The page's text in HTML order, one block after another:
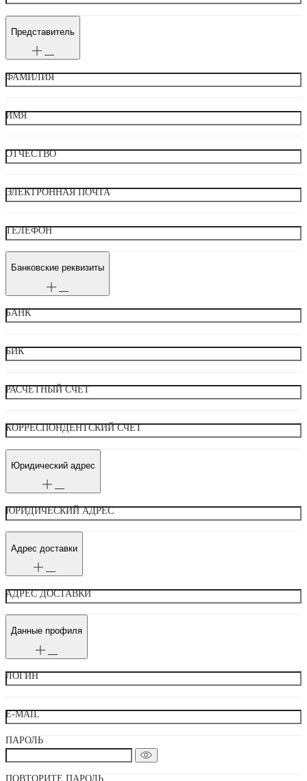
Представитель
ФАМИЛИЯ
ИМЯ
ОТЧЕСТВО
ЭЛЕКТРОННАЯ ПОЧТА
ТЕЛЕФОН
Банковские реквизиты
БАНК
БИК
РАСЧЕТНЫЙ СЧЕТ
КОРРЕСПОНДЕНТСКИЙ СЧЕТ
Юридический адрес
ЮРИДИЧЕСКИЙ АДРЕС
Адрес доставки
АДРЕС ДОСТАВКИ
Данные профиля
ЛОГИН
E-MAIL
ПАРОЛЬ
ПОВТОРИТЕ ПАРОЛЬ